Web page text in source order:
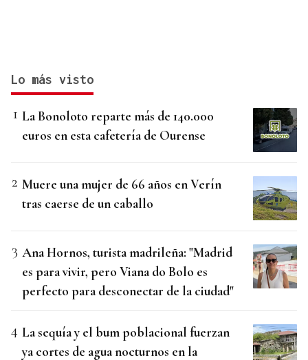
Lo más visto
La Bonoloto reparte más de 140.000
euros en esta cafetería de Ourense
Muere una mujer de 66 años en Verín
tras caerse de un caballo
Ana Hornos, turista madrileña: "Madrid
es para vivir, pero Viana do Bolo es
perfecto para desconectar de la ciudad"
La sequía y el bum poblacional fuerzan
ya cortes de agua nocturnos en la